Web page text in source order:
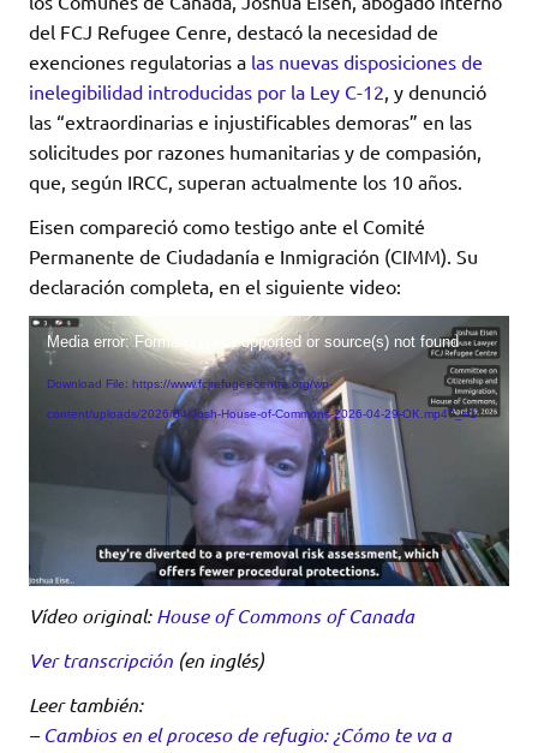
del FCJ Refugee Cenre, destacó la necesidad de
exenciones regulatorias a las nuevas disposiciones de
inelegibilidad introducidas por la Ley C-12 , y denunció
las “extraordinarias e injustificables demoras” en las
solicitudes por razones humanitarias y de compasión,
que, según IRCC, superan actualmente los 10 años.
Eisen compareció como testigo ante el Comité
Permanente de Ciudadanía e Inmigración (CIMM). Su
declaración completa, en el siguiente video:
Video
Player
Media error: Format(s) not supported or source(s) not found
Download File: https://www.fcjrefugeecentre.org/wp-
content/uploads/2026/04/Josh-House-of-Commons-2026-04-29-OK.mp4?_=1
Vídeo original:House of Commons of Canada
Ver transcripción (en inglés)
Leer también:
–Cambios en el proceso de refugio: ¿Cómo te va a